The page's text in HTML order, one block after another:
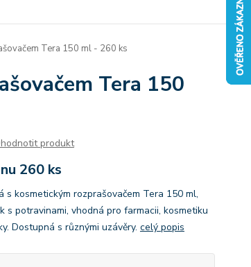
Tera 150 ml - 260 ks
Tera 150
produkt
260 ks
s kosmetickým rozprašovačem Tera 150 ml,
s potravinami, vhodná pro farmacii, kosmetiku
Dostupná s různými uzávěry. celý popis